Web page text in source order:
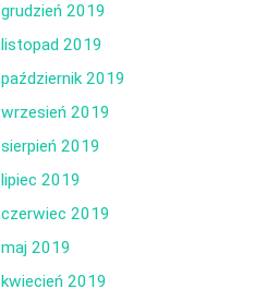
grudzień 2019
listopad 2019
październik 2019
wrzesień 2019
sierpień 2019
lipiec 2019
czerwiec 2019
maj 2019
kwiecień 2019